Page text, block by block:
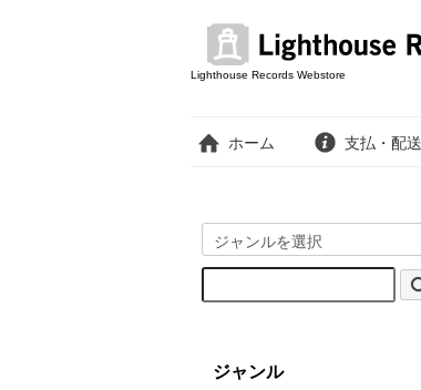
Lighthouse Records Webstore
ホーム 支払・配
ジャンル